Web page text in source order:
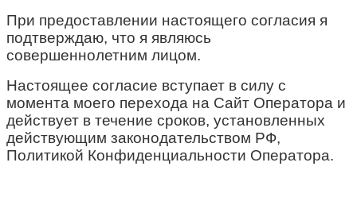
При предоставлении настоящего согласия я
подтверждаю, что я являюсь
совершеннолетним лицом.
Настоящее согласие вступает в силу с
момента моего перехода на Сайт Оператора и
действует в течение сроков, установленных
действующим законодательством РФ,
Политикой Конфиденциальности Оператора.